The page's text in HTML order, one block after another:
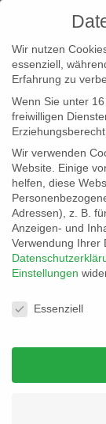
Wir nutzen
essenziell,
Erfahrung zu
Wenn Sie unter
freiwilligen
Wir verwenden
Website. Einige
helfen, diese
Adressen), z. B.
Anzeigen- und
Verwendung Ihrer
Einstellungen
Essenziell